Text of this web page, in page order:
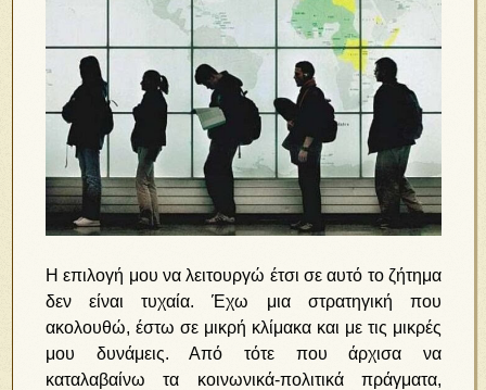
Η επιλογή μου να λειτουργώ έτσι σε αυτό το ζήτημα
δεν είναι τυχαία. Έχω μια στρατηγική που
ακολουθώ, έστω σε μικρή κλίμακα και με τις μικρές
μου δυνάμεις. Από τότε που άρχισα να
καταλαβαίνω τα κοινωνικά-πολιτικά πράγματα,